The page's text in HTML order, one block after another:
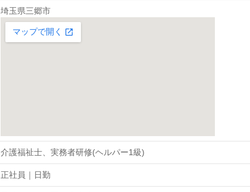
埼玉県三郷市
介護福祉士、実務者研修(ヘルパー1級)
正社員｜日勤